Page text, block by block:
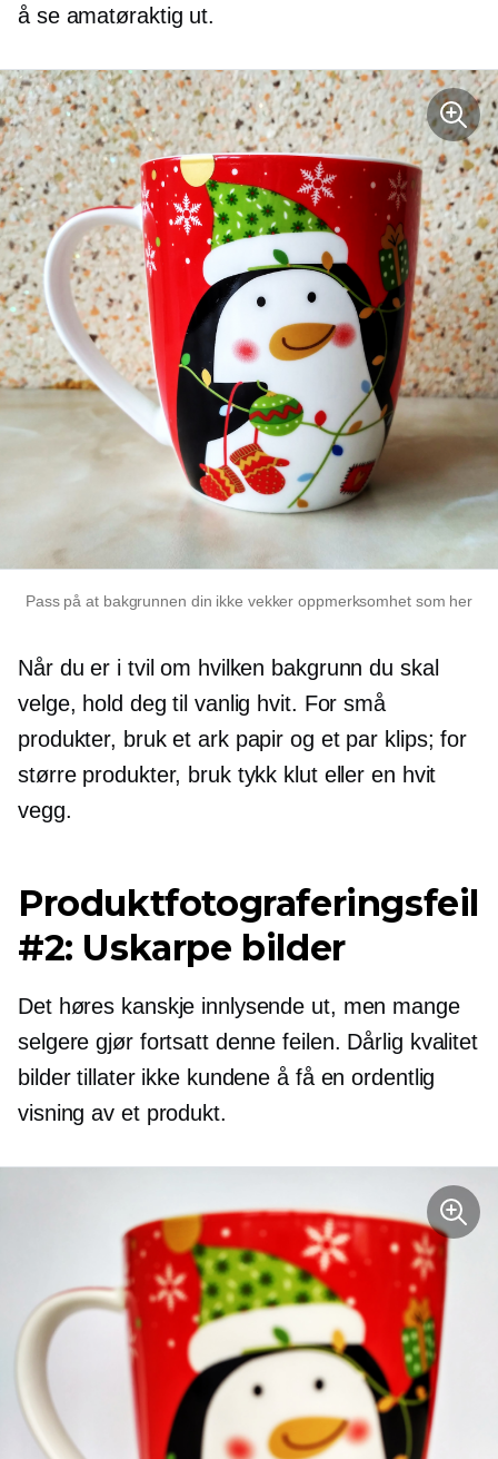
å se amatøraktig ut.
Pass på at bakgrunnen din ikke vekker oppmerksomhet som her
Når du er i tvil om hvilken bakgrunn du skal
velge, hold deg til vanlig hvit. For små
produkter, bruk et ark papir og et par klips; for
større produkter, bruk tykk klut eller en hvit
vegg.
Produktfotograferingsfeil
#2: Uskarpe bilder
Det høres kanskje innlysende ut, men mange
selgere gjør fortsatt denne feilen. Dårlig kvalitet
bilder tillater ikke kundene å få en ordentlig
visning av et produkt.